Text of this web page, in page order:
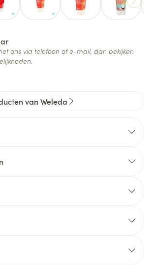
ons via telefoon of e-mail, dan bekijken
van Weleda